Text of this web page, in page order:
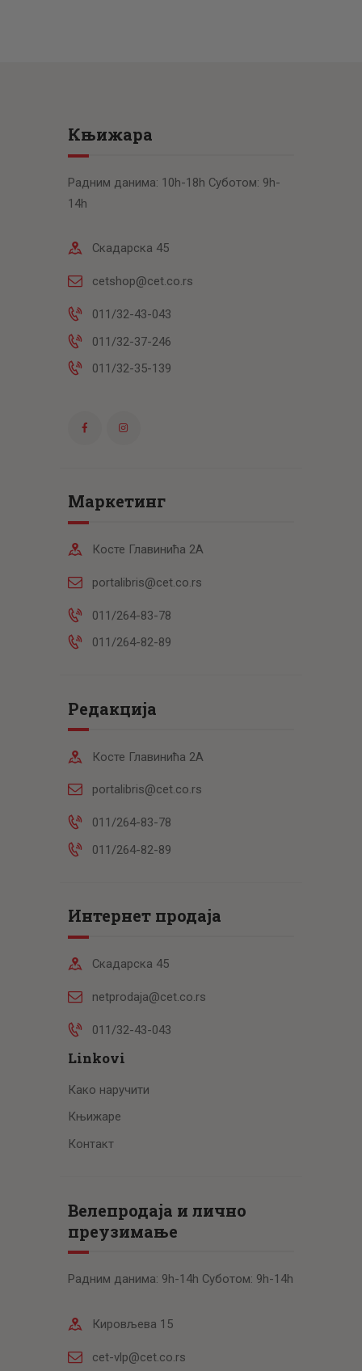
Књижара
Радним данима: 10h-18h Суботом: 9h-
14h
Скадарска 45
cetshop@cet.co.rs
011/32-43-043
011/32-37-246
011/32-35-139
Маркетинг
Косте Главинића 2А
portalibris@cet.co.rs
011/264-83-78
011/264-82-89
Редакција
Косте Главинића 2А
portalibris@cet.co.rs
011/264-83-78
011/264-82-89
Интернет продаја
Скадарска 45
netprodaja@cet.co.rs
011/32-43-043
Linkovi
Како наручити
Књижаре
Контакт
Велепродаја и лично
преузимање
Радним данима: 9h-14h Суботом: 9h-14h
Кировљева 15
cet-vlp@cet.co.rs